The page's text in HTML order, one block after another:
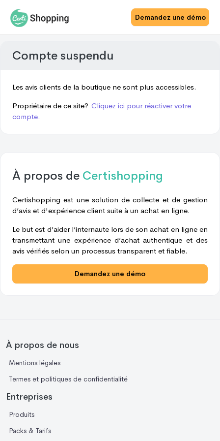
Demandez une démo
Compte suspendu
Les avis clients de la boutique ne sont plus accessibles.
Propriétaire de ce site? Cliquez ici pour réactiver votre
compte.
À propos de Certishopping
Certishopping est une solution de collecte et de gestion
d’avis et d'expérience client suite à un achat en ligne.
Le but est d’aider l’internaute lors de son achat en ligne en
transmettant une expérience d’achat authentique et des
avis vérifiés selon un processus transparent et fiable.
Demandez une démo
À propos de nous
Mentions légales
Termes et politiques de confidentialité
Entreprises
Produits
Packs & Tarifs